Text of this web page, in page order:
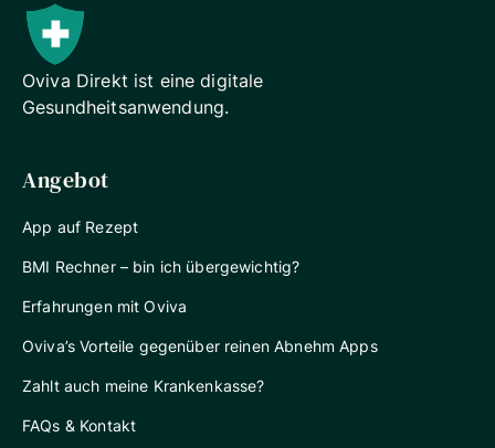
Oviva Direkt ist eine digitale
Gesundheitsanwendung.
Angebot
App auf Rezept
BMI Rechner – bin ich übergewichtig?
Erfahrungen mit Oviva
Oviva’s Vorteile gegenüber reinen Abnehm Apps
Zahlt auch meine Krankenkasse?
FAQs & Kontakt